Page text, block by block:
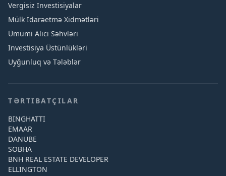
Vergisiz Investisiyalar
Mülk İdarəetmə Xidmətləri
Ümumi Alıcı Səhvləri
Investisiya Üstünlükləri
Uyğunluq və Tələblər
TƏRTIBATÇILAR
BINGHATTI
EMAAR
DANUBE
SOBHA
BNH REAL ESTATE DEVELOPER
ELLINGTON